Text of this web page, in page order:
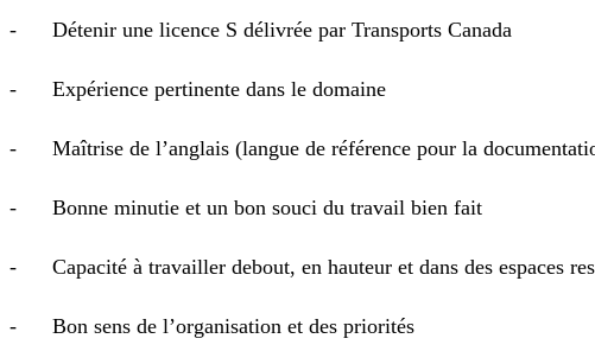
- Détenir une licence S délivrée par Transports Canada
- Expérience pertinente dans le domaine
- Maîtrise de l’anglais (langue de référence pour la
- Bonne minutie et un bon souci du travail bien fait
- Capacité à travailler debout, en hauteur et dans des espaces
- Bon sens de l’organisation et des priorités